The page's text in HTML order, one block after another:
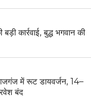
कार्रवाई, बुद्ध भगवान की
में रूट डायवर्जन, 14–
बंद